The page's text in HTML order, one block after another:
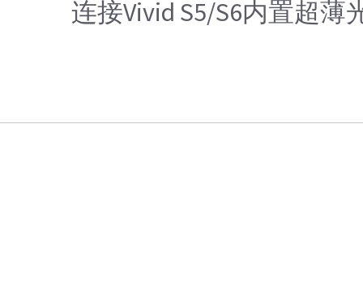
连接Vivid S5/S6内置超